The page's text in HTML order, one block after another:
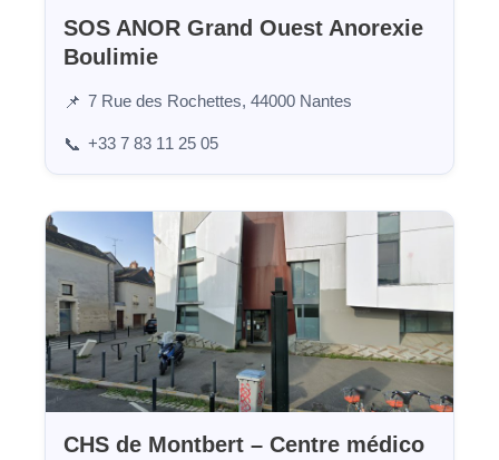
SOS ANOR Grand Ouest Anorexie
Boulimie
📌 7 Rue des Rochettes, 44000 Nantes
📞 +33 7 83 11 25 05
CHS de Montbert – Centre médico